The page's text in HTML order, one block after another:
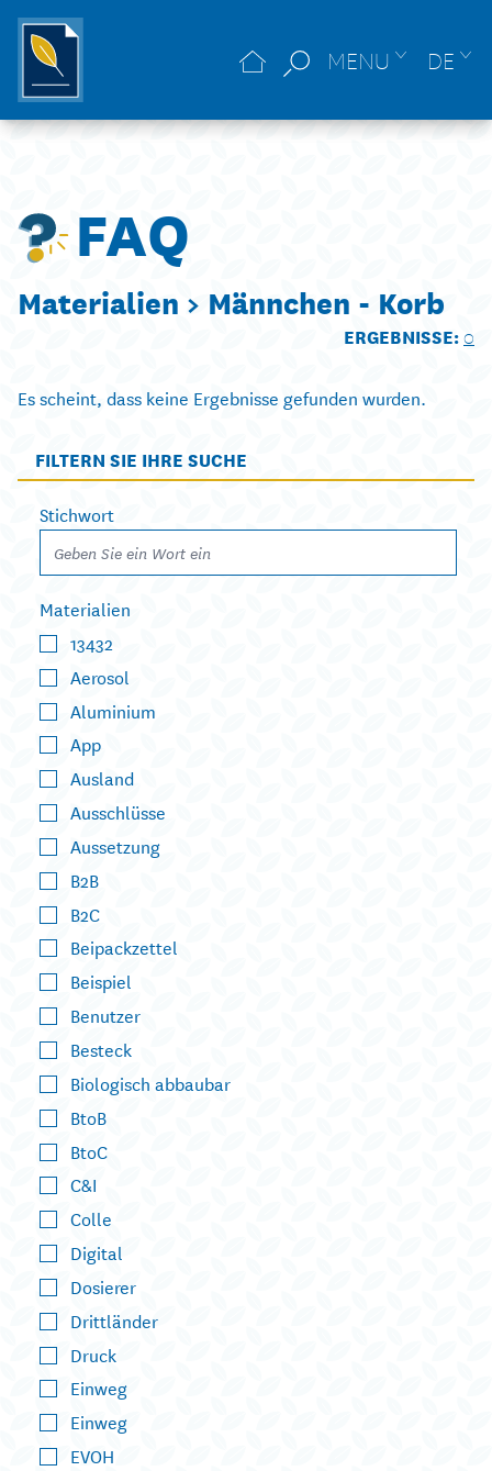
MENU DE
FAQ
Materialien > Männchen - Korb
ERGEBNISSE:0
Es scheint, dass keine Ergebnisse gefunden wurden.
FILTERN SIE IHRE SUCHE
Stichwort
Materialien
13432
Aerosol
Aluminium
App
Ausland
Ausschlüsse
Aussetzung
B2B
B2C
Beipackzettel
Beispiel
Benutzer
Besteck
Biologisch abbaubar
BtoB
BtoC
C&I
Colle
Digital
Dosierer
Drittländer
Druck
Einweg
Einweg
EVOH